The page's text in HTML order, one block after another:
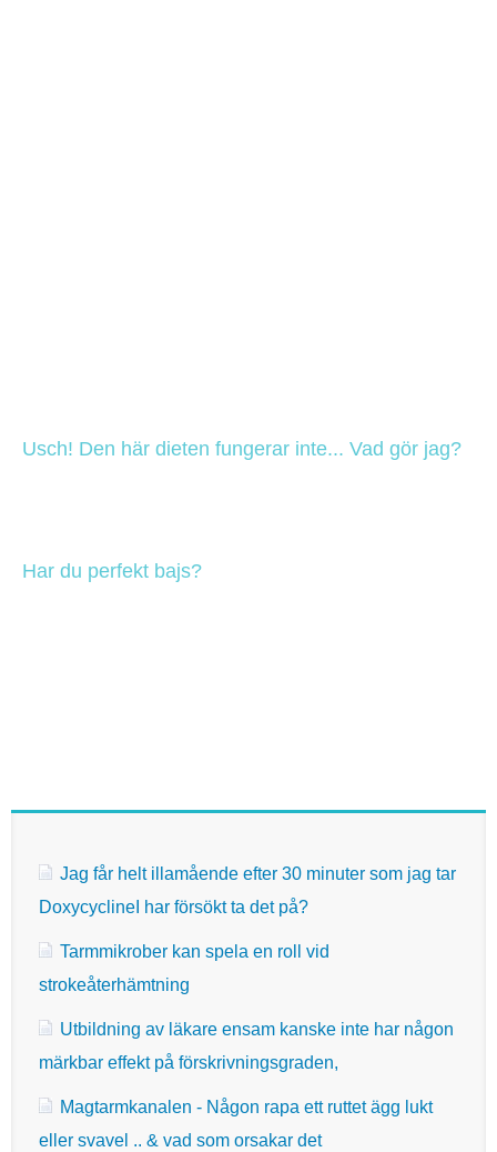
Usch! Den här dieten fungerar inte... Vad gör jag?
Har du perfekt bajs?
Jag får helt illamående efter 30 minuter som jag tar
DoxycyclineI har försökt ta det på?
Tarmmikrober kan spela en roll vid
strokeåterhämtning
Utbildning av läkare ensam kanske inte har någon
märkbar effekt på förskrivningsgraden,
Magtarmkanalen - Någon rapa ett ruttet ägg lukt
eller svavel .. & vad som orsakar det